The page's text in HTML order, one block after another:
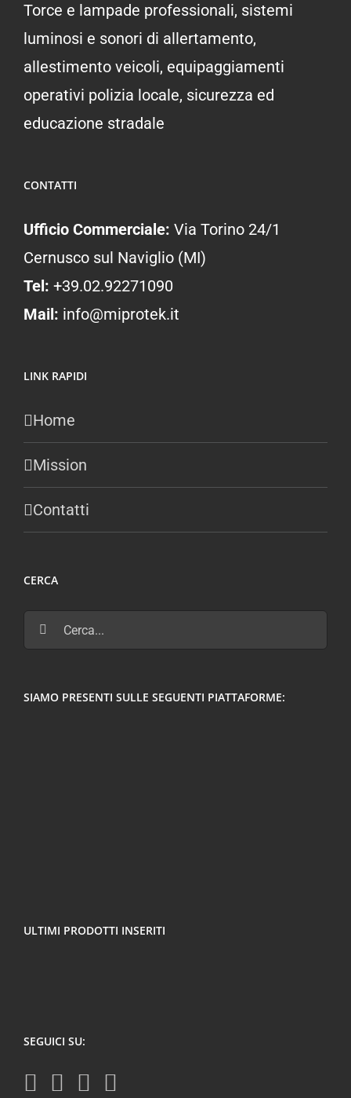
Torce e lampade professionali, sistemi
luminosi e sonori di allertamento,
allestimento veicoli, equipaggiamenti
operativi polizia locale, sicurezza ed
educazione stradale
CONTATTI
Ufficio Commerciale: Via Torino 24/1
Cernusco sul Naviglio (MI)
Tel: +39.02.92271090
Mail: info@miprotek.it
LINK RAPIDI
Home
Mission
Contatti
CERCA
Cerca
per:
SIAMO PRESENTI SULLE SEGUENTI PIATTAFORME:
ULTIMI PRODOTTI INSERITI
SEGUICI SU: